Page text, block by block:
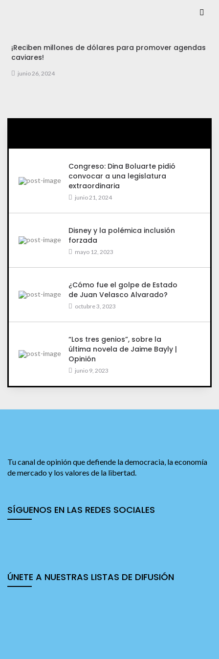
¡Reciben millones de dólares para promover agendas
caviares!
junio 26, 2024
Congreso: Dina Boluarte pidió
convocar a una legislatura
extraordinaria
junio 21, 2024
Disney y la polémica inclusión
forzada
mayo 12, 2023
¿Cómo fue el golpe de Estado
de Juan Velasco Alvarado?
octubre 3, 2023
“Los tres genios”, sobre la
última novela de Jaime Bayly |
Opinión
junio 9, 2023
Tu canal de opinión que defiende la democracia, la economía
de mercado y los valores de la libertad.
SÍGUENOS EN LAS REDES SOCIALES
ÚNETE A NUESTRAS LISTAS DE DIFUSIÓN